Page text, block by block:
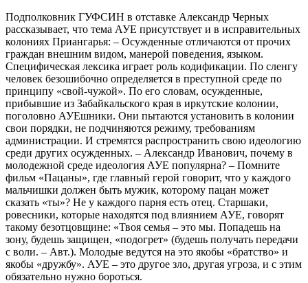
Подполковник ГУФСИН в отставке Александр Черных
рассказывает, что тема АУЕ присутствует и в исправительных
колониях Приангарья: – Осужденные отличаются от прочих
граждан внешним видом, манерой поведения, языком.
Специфическая лексика играет роль кодификации. По сленгу
человек безошибочно определяется в преступной среде по
принципу «свой-чужой». По его словам, осужденные,
прибывшие из Забайкальского края в иркутские колонии,
поголовно АУЕшники. Они пытаются установить в колонии
свои порядки, не подчиняются режиму, требованиям
администрации. И стремятся распространить свою идеологию
среди других осужденных. – Александр Иванович, почему в
молодежной среде идеология АУЕ популярна? – Помните
фильм «Пацаны», где главный герой говорит, что у каждого
мальчишки должен быть мужик, которому пацан может
сказать «ты»? Не у каждого парня есть отец. Старшаки,
ровесники, которые находятся под влиянием АУЕ, говорят
такому безотцовщине: «Твоя семья – это мы. Попадешь на
зону, будешь защищен, «подогрет» (будешь получать передачи
с воли. – Авт.). Молодые ведутся на это якобы «братство» и
якобы «дружбу». АУЕ – это другое зло, другая угроза, и с этим
обязательно нужно бороться.